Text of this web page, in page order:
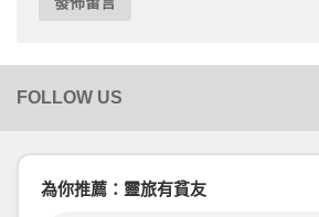
為你推薦：靈旅有貧友